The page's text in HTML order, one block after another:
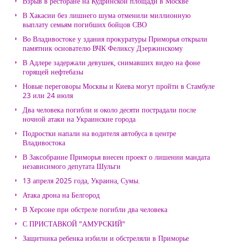
В Хакасии без лишнего шума отменили миллионную
выплату семьям погибших бойцов СВО
Во Владивостоке у здания прокуратуры Приморья открыли
памятник основателю ВЧК Феликсу Дзержинскому
В Адлере задержали девушек, снимавших видео на фоне
горящей нефтебазы
Новые переговоры Москвы и Киева могут пройти в Стамбуле
23 или 24 июля
Два человека погибли и около десяти пострадали после
ночной атаки на Украинские города
Подростки напали на водителя автобуса в центре
Владивостока
В Заксобрание Приморья внесен проект о лишении мандата
независимого депутата Шульги
13 апреля 2025 года, Украина, Сумы.
Атака дрона на Белгород
В Херсоне при обстреле погибли два человека
С ПРИСТАВКОЙ "АМУРСКИЙ"
Защитника ребенка избили и обстреляли в Приморье